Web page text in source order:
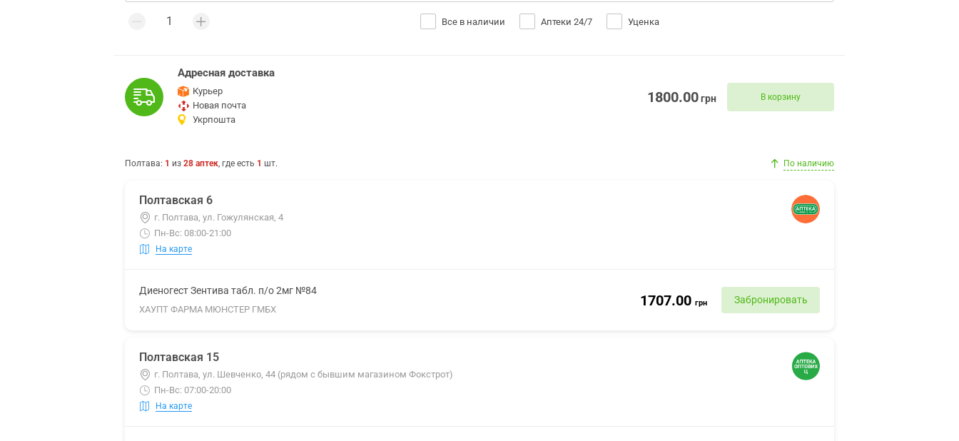
Все в наличии Аптеки 24/7 Уценка
Адресная доставка
Курьер
Новая почта
Укрпошта
1800.00грн В корзину
Полтава: 1 из 28 аптек, где есть 1 шт. По наличию
Полтавская 6
г. Полтава, ул. Гожулянская, 4
Пн-Вс: 08:00-21:00
На карте
Диеногест Зентива табл. п/о 2мг №84
ХАУПТ ФАРМА МЮНСТЕР ГМБХ
1707.00 грн Забронировать
Полтавская 15
г. Полтава, ул. Шевченко, 44 (рядом с бывшим магазином Фокстрот)
Пн-Вс: 07:00-20:00
На карте